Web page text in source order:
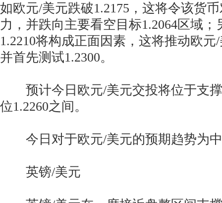
如欧元/美元跌破1.2175，这将令该货
力，并跌向主要看空目标1.2064区域
1.2210将构成正面因素，这将推动欧
并首先测试1.2300。
预计今日欧元/美元交投将位于支撑
位1.2260之间。
今日对于欧元/美元的预期趋势为
英镑/美元